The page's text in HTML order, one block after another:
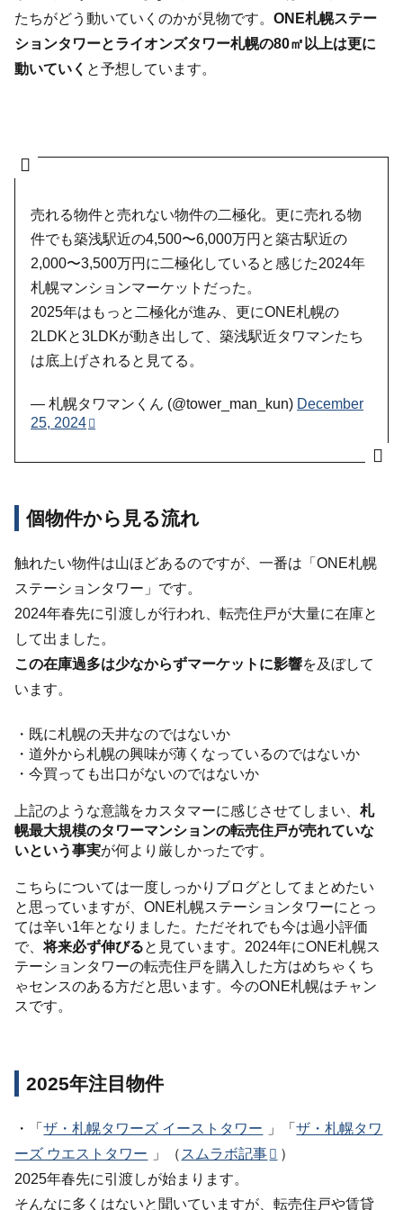
たちがどう動いていくのかが見物です。ONE札幌ステー
ションタワーとライオンズタワー札幌の80㎡以上は更に
動いていく と予想しています。
売れる物件と売れない物件の二極化。更に売れる物
件でも築浅駅近の4,500〜6,000万円と築古駅近の
2,000〜3,500万円に二極化していると感じた2024年
札幌マンションマーケットだった。
2025年はもっと二極化が進み、更にONE札幌の
2LDKと3LDKが動き出して、築浅駅近タワマンたち
は底上げされると見てる。
— 札幌タワマンくん (@tower_man_kun) December
25, 2024
個物件から見る流れ
触れたい物件は山ほどあるのですが、一番は「ONE札幌
ステーションタワー」です。
2024年春先に引渡しが行われ、転売住戸が大量に在庫と
して出ました。
この在庫過多は少なからずマーケットに影響を及ぼして
います。
・既に札幌の天井なのではないか
・道外から札幌の興味が薄くなっているのではないか
・今買っても出口がないのではないか
上記のような意識をカスタマーに感じさせてしまい、札
幌最大規模のタワーマンションの転売住戸が売れていな
いという事実が何より厳しかったです。
こちらについては一度しっかりブログとしてまとめたい
と思っていますが、ONE札幌ステーションタワーにとっ
ては辛い1年となりました。ただそれでも今は過小評価
で、将来必ず伸びると見ています。2024年にONE札幌ス
テーションタワーの転売住戸を購入した方はめちゃくち
ゃセンスのある方だと思います。今のONE札幌はチャン
スです。
2025年注目物件
・「ザ・札幌タワーズ イーストタワー 」「ザ・札幌タワ
ーズ ウエストタワー
」（ スムラボ記事
）
2025年春先に引渡しが始まります。
そんなに多くはないと聞いていますが、転売住戸や賃貸